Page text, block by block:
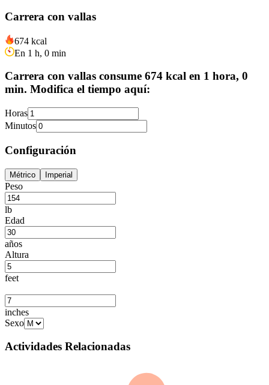
Carrera con vallas
674 kcal
En 1 h, 0 min
Carrera con vallas consume 674 kcal en 1 hora, 0
min. Modifica el tiempo aquí:
Horas
Minutos
Configuración
Métrico Imperial
Peso
lb
Edad
años
Altura
feet
inches
Sexo
Actividades Relacionadas